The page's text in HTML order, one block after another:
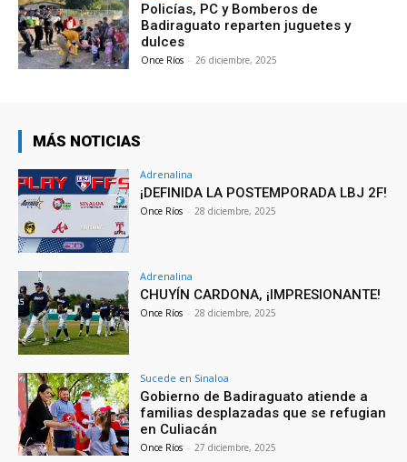
Policías, PC y Bomberos de
Badiraguato reparten juguetes y
dulces
Once Ríos - 26 diciembre, 2025
MÁS NOTICIAS
Adrenalina
¡DEFINIDA LA POSTEMPORADA LBJ 2F!
Once Ríos - 28 diciembre, 2025
Adrenalina
CHUYÍN CARDONA, ¡IMPRESIONANTE!
Once Ríos - 28 diciembre, 2025
Sucede en Sinaloa
Gobierno de Badiraguato atiende a
familias desplazadas que se refugian
en Culiacán
Once Ríos - 27 diciembre, 2025